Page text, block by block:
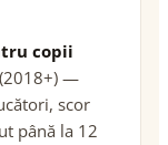
copii
(2018+) —
scor
până la 12